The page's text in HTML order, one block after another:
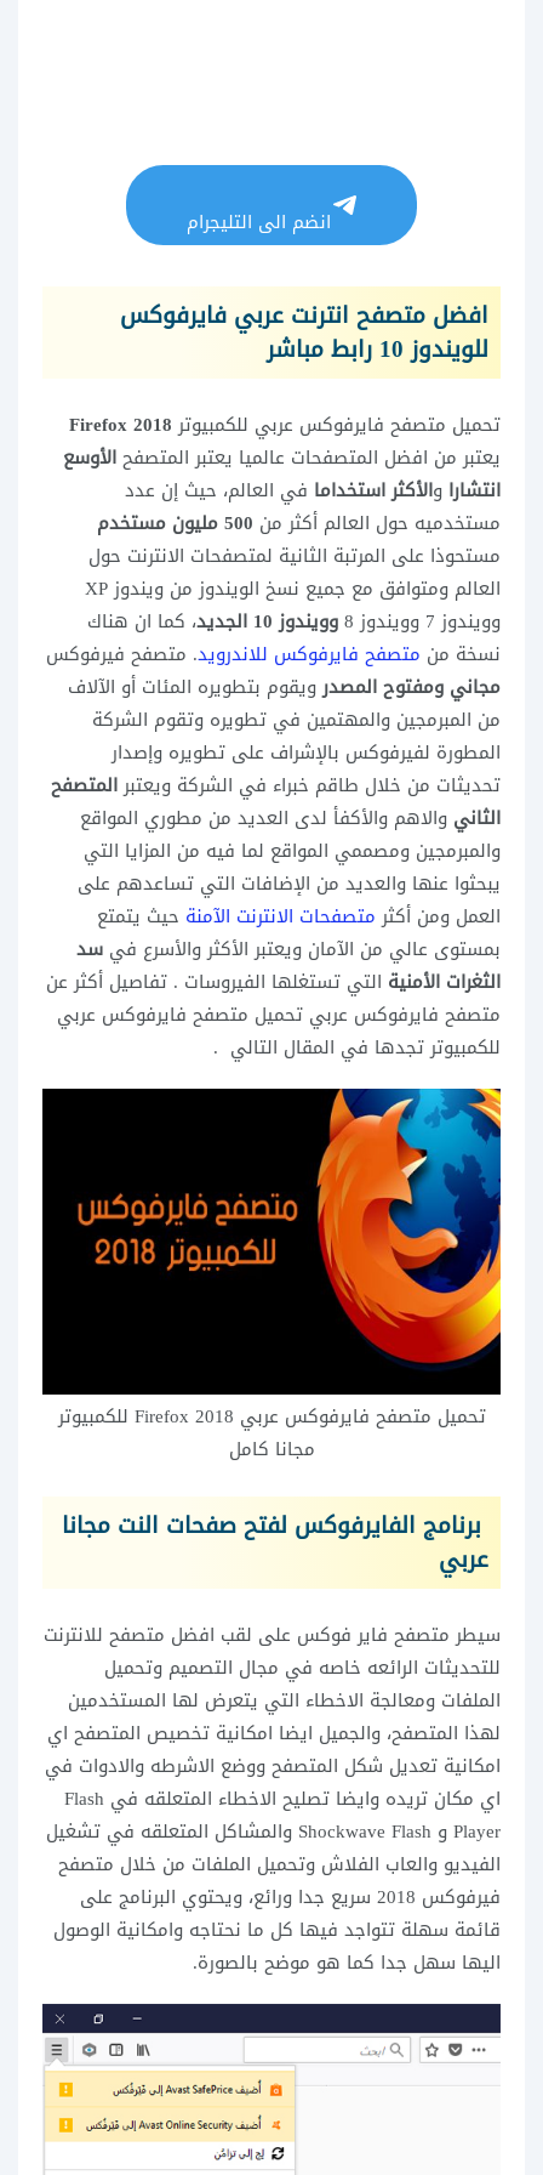
انضم الى التليجرام
افضل متصفح انترنت عربي فايرفوكس
للويندوز 10 رابط مباشر
تحميل متصفح فايرفوكس عربي للكمبيوتر 2018 Firefox
يعتبر من افضل المتصفحات عالميا يعتبر المتصفحالأوسع
انتشارا والأكثر استخداما في العالم، حيث إن عدد
مستخدميه حول العالم أكثر من
مستحوذا على المرتبة الثانية لمتصفحات الانترنت حول
العالم ومتوافق مع جميع نسخ الويندوز من ويندوز XP
وويندوز 7 وويندوز 8
وويندوز 10 الجديد
، كما ان هناك
نسخة من متصفح فايرفوكس للاندرويد. متصفح فيرفوكس
مجاني ومفتوح المصدرويقوم بتطويره المئات أو الآلاف
من المبرمجين والمهتمين في تطويره وتقوم الشركة
المطورة لفيرفوكس بالإشراف على تطويره وإصدار
تحديثات من خلال طاقم خبراء في الشركة ويعتبرالمتصفح
الثاني والاهم والأكفأ لدى العديد من مطوري المواقع
والمبرمجين ومصممي المواقع لما فيه من المزايا التي
يبحثوا عنها والعديد من الإضافات التي تساعدهم على
العمل ومن أكثر متصفحات الانترنت الآمنة حيث يتمتع
بمستوى عالي من الآمان ويعتبر الأكثر والأسرع في سد
الثغرات الأمنية التي تستغلها الفيروسات . تفاصيل أكثر عن
متصفح فايرفوكس عربي تحميل متصفح فايرفوكس عربي
للكمبيوتر تجدها في المقال التالي .
تحميل متصفح فايرفوكس عربي 2018 Firefox للكمبيوتر
مجانا كامل
برنامج الفايرفوكس لفتح صفحات النت مجانا
عربي
سيطر متصفح فاير فوكس على لقب افضل متصفح للانترنت
للتحديثات الرائعه خاصه في مجال التصميم وتحميل
الملفات ومعالجة الاخطاء التي يتعرض لها المستخدمين
لهذا المتصفح، والجميل ايضا امكانية تخصيص المتصفح اي
امكانية تعديل شكل المتصفح ووضع الاشرطه والادوات في
اي مكان تريده وايضا تصليح الاخطاء المتعلقه في Flash
Player و Shockwave Flash
والمشاكل المتعلقه في تشغيل
الفيديو والعاب الفلاش وتحميل الملفات من خلال متصفح
فيرفوكس 2018 سريع جدا ورائع، ويحتوي البرنامج على
قائمة سهلة تتواجد فيها كل ما نحتاجه وامكانية الوصول
اليها سهل جدا كما هو موضح بالصورة.